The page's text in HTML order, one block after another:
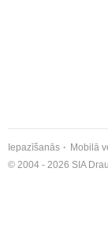
Iepazīšanās Mobilā
© 2004 - 2026 SIA